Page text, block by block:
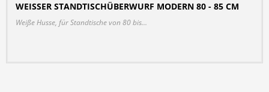
WEISSER STANDTISCHÜBERWURF MODERN 80 - 85 CM
Weiße Husse, für Standtische von 80 bis...
DETAILS